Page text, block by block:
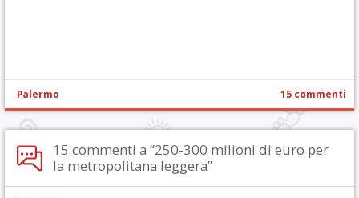
Palermo 15 commenti
15 commenti a “250-300 milioni di euro per
la metropolitana leggera”